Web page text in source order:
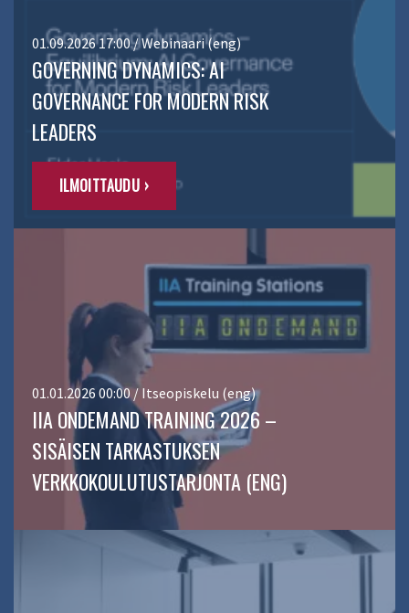
01.09.2026 17:00 / Webinaari (eng)
GOVERNING DYNAMICS: AI
GOVERNANCE FOR MODERN RISK
LEADERS
ILMOITTAUDU ›
01.01.2026 00:00 / Itseopiskelu (eng)
IIA ONDEMAND TRAINING 2026 –
SISÄISEN TARKASTUKSEN
VERKKOKOULUTUSTARJONTA (ENG)